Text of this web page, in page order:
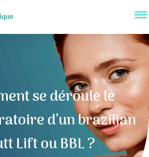
se déroule le
d’un brazilian
Lift ou BBL ?